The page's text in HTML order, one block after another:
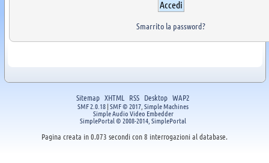
Smarrito la password?
Sitemap XHTML RSS Desktop WAP2
SMF 2.0.18|SMF © 2017 Simple Machines
Simple Audio Video Embedder
SimplePortal © 2008-2014, SimplePortal
Pagina creata in 0.073 secondi con 8 interrogazioni al database.